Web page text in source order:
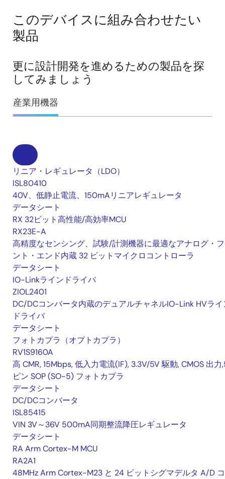
このデバイスに組み合わせたい
製品
更に設計開発を進めるための製品を探
してみましょう
産業用機器
リニア・レギュレータ（LDO）
ISL80410
40V、低静止電流、150mAリニアレギュレータ
データシート
RX 32ビット高性能/高効率MCU
RX23E-A
高精度なセンシング、試験/計測機器に最適なアナログ・
ント・エンド内蔵 32 ビットマイクロコントローラ
データシート
IO-Linkラインドライバ
ZIOL2401
DC/DCコンバータ内蔵のデュアルチャネルIO-Link HVライ
ドライバ
データシート
フォトカプラ（オプトカプラ）
RV1S9160A
高 CMR, 15Mbps, 低入力電流(IF), 3.3V/5V 駆動, CMOS 出力
ピン SOP (SO-5) フォトカプラ
データシート
DC/DCコンバータ
ISL85415
VIN 3V～36V 500mA同期整流降圧レギュレータ
データシート
RA Arm Cortex-M MCU
RA2A1
48MHz Arm Cortex-M23 と 24 ビットシグマデルタ A/D